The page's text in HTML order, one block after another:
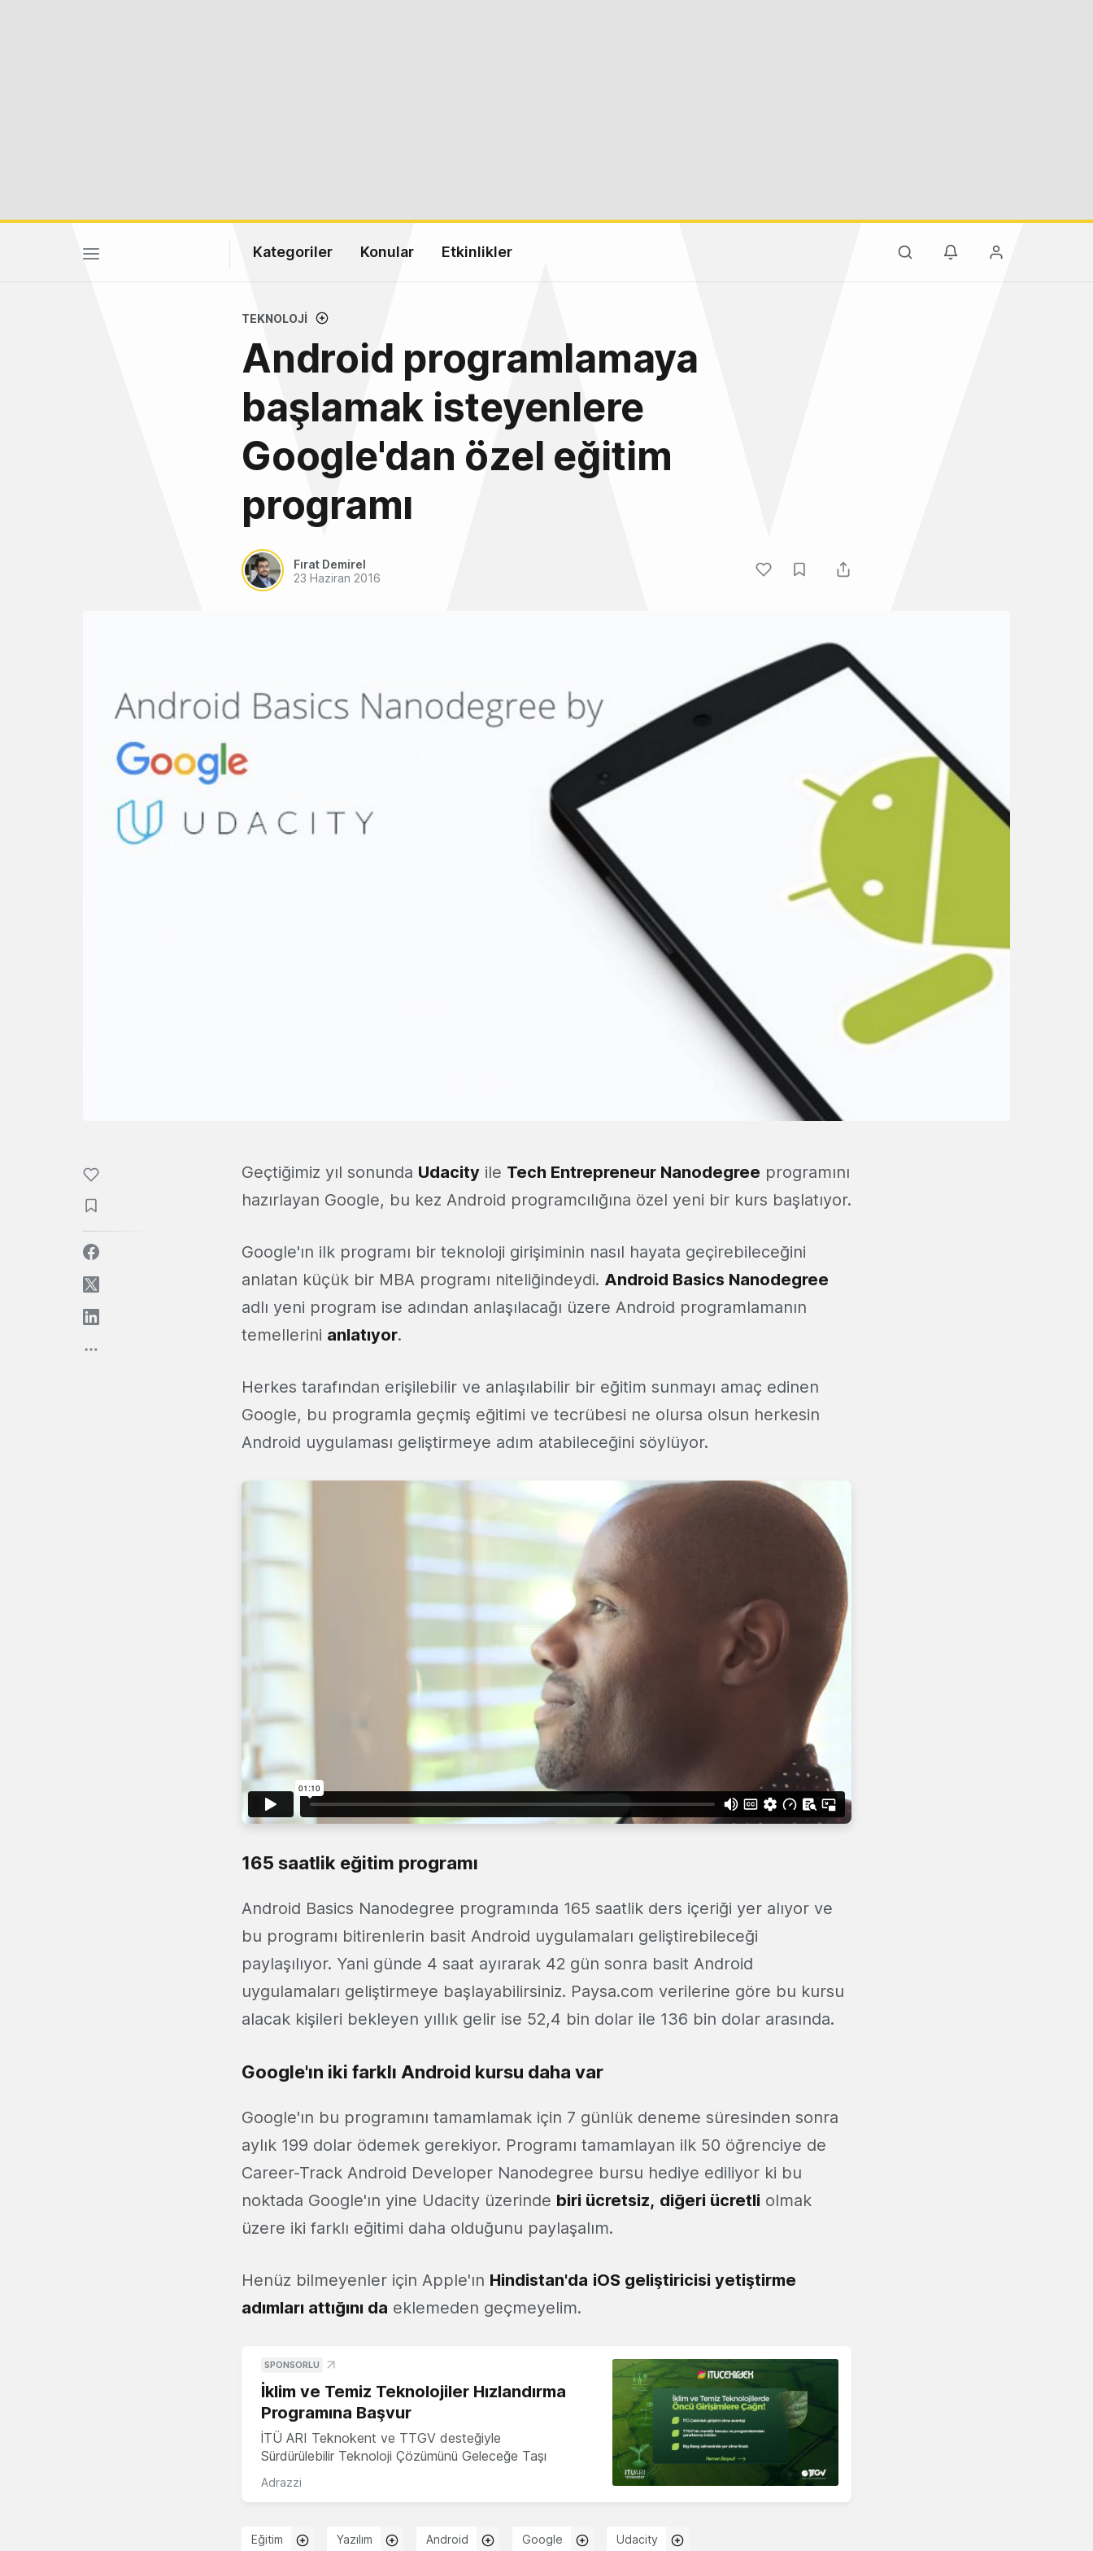
Kategoriler Konular Etkinlikler
TEKNOLOJI
Android programlamaya
başlamak isteyenlere
Google'dan özel eğitim
programı
Fırat Demirel
23 Haziran 2016
Geçtiğimiz yıl sonunda Udacity ile Tech Entrepreneur Nanodegree programını
hazırlayan Google, bu kez Android programcılığına özel yeni bir kurs başlatıyor.
Google'ın ilk programı bir teknoloji girişiminin nasıl hayata geçirebileceğini
anlatan küçük bir MBA programı niteliğindeydi. Android Basics Nanodegree
adlı yeni program ise adından anlaşılacağı üzere Android programlamanın
temellerini anlatıyor.
Herkes tarafından erişilebilir ve anlaşılabilir bir eğitim sunmayı amaç edinen
Google, bu programla geçmiş eğitimi ve tecrübesi ne olursa olsun herkesin
Android uygulaması geliştirmeye adım atabileceğini söylüyor.
165 saatlik eğitim programı
Android Basics Nanodegree programında 165 saatlik ders içeriği yer alıyor ve
bu programı bitirenlerin basit Android uygulamaları geliştirebileceği
paylaşılıyor. Yani günde 4 saat ayırarak 42 gün sonra basit Android
uygulamaları geliştirmeye başlayabilirsiniz. Paysa.com verilerine göre bu kursu
alacak kişileri bekleyen yıllık gelir ise 52,4 bin dolar ile 136 bin dolar arasında.
Google'ın iki farklı Android kursu daha var
Google'ın bu programını tamamlamak için 7 günlük deneme süresinden sonra
aylık 199 dolar ödemek gerekiyor. Programı tamamlayan ilk 50 öğrenciye de
Career-Track Android Developer Nanodegree bursu hediye ediliyor ki bu
noktada Google'ın yine Udacity üzerinde biri ücretsiz, diğeri ücretli olmak
üzere iki farklı eğitimi daha olduğunu paylaşalım.
Henüz bilmeyenler için Apple'ın Hindistan'da iOS geliştiricisi yetiştirme
adımları attığını da eklemeden geçmeyelim.
SPONSORLU
İklim ve Temiz Teknolojiler Hızlandırma
Programına Başvur
İTÜ ARI Teknokent ve TTGV desteğiyle
Sürdürülebilir Teknoloji Çözümünü Geleceğe Taşı
Adrazzi
Eğitim Yazılım Android Google Udacity